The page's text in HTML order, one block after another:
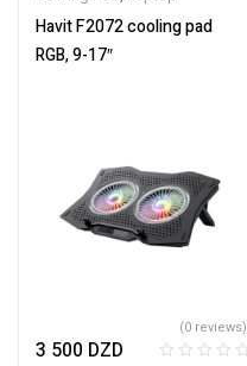
Havit F2072 cooling pad
RGB, 9-17″
3 500 DZD
(0 reviews)